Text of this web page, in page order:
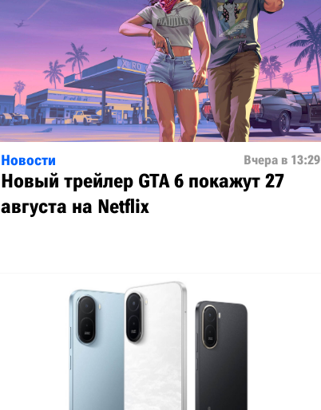
Новости Вчера в 13:29
Новый трейлер GTA 6 покажут 27
августа на Netflix